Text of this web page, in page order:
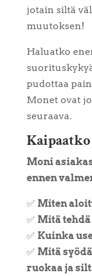
jotain siltä
muutoksen!
Haluatko
pudottaa
Monet ovat
seuraava.
Kaipaatko
Moni
ennen
✅ Miten
✅ Mitä
✅ Kuinka
✅ Mitä
ruokaa ja